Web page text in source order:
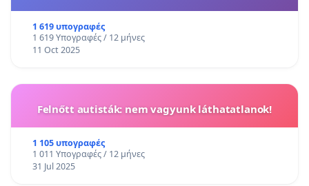
1 619 υπογραφές
1 619 Υπογραφές / 12 μήνες
11 Oct 2025
Felnőtt autisták: nem vagyunk láthatatlanok!
1 105 υπογραφές
1 011 Υπογραφές / 12 μήνες
31 Jul 2025